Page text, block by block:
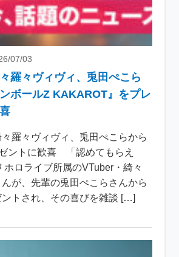
07/03
羅々ヴィヴィ、兎田ぺこら
ボールZ KAKAROT』をプレ
羅々ヴィヴィ、兎田ぺこらから
ントに歓喜 「認めてもらえ
ホロライブ所属のVTuber・綺々
が、先輩の兎田ぺこらさんから
トされ、その喜びを雑談 […]